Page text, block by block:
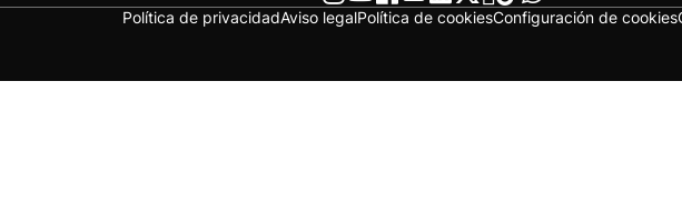
Política de privacidadAviso legalPolítica de cookiesConfiguración de cookies